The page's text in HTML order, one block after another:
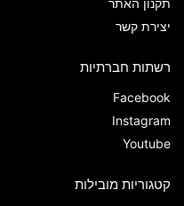
יצירת קשר
רשתות חברתיות
Facebook
Instagram
Youtube
קטגוריות מובילות